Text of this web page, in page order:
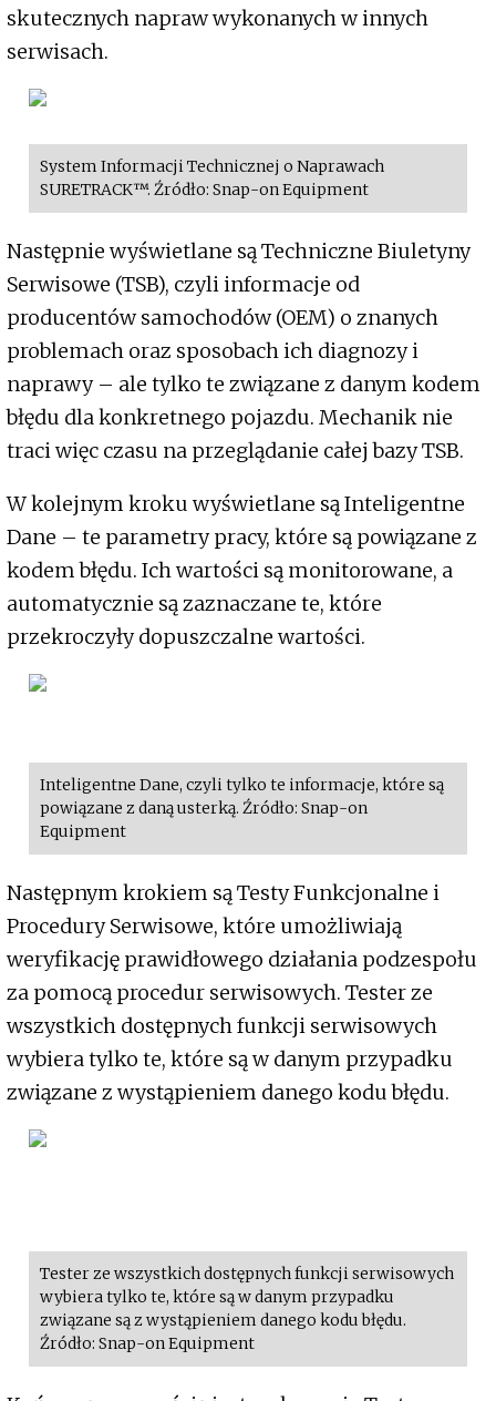
skutecznych napraw wykonanych w innych
serwisach.
System Informacji Technicznej o Naprawach
SURETRACK™. Źródło: Snap-on Equipment
Następnie wyświetlane są Techniczne Biuletyny
Serwisowe (TSB), czyli informacje od
producentów samochodów (OEM) o znanych
problemach oraz sposobach ich diagnozy i
naprawy – ale tylko te związane z danym kodem
błędu dla konkretnego pojazdu. Mechanik nie
traci więc czasu na przeglądanie całej bazy TSB.
W kolejnym kroku wyświetlane są Inteligentne
Dane – te parametry pracy, które są powiązane z
kodem błędu. Ich wartości są monitorowane, a
automatycznie są zaznaczane te, które
przekroczyły dopuszczalne wartości.
Inteligentne Dane, czyli tylko te informacje, które są
powiązane z daną usterką. Źródło: Snap-on
Equipment
Następnym krokiem są Testy Funkcjonalne i
Procedury Serwisowe, które umożliwiają
weryfikację prawidłowego działania podzespołu
za pomocą procedur serwisowych. Tester ze
wszystkich dostępnych funkcji serwisowych
wybiera tylko te, które są w danym przypadku
związane z wystąpieniem danego kodu błędu.
Tester ze wszystkich dostępnych funkcji serwisowych
wybiera tylko te, które są w danym przypadku
związane są z wystąpieniem danego kodu błędu.
Źródło: Snap-on Equipment